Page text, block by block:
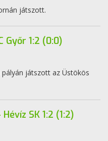
játszott.
Győr 1:2 (0:0)
pályán játszott az Üstökös
SK 1:2 (1:2)